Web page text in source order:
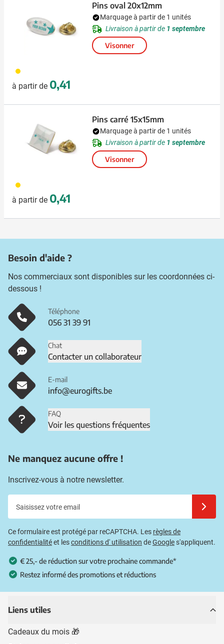
031
à partir de 0,41
Pins oval 20x12mm
Marquage à partir de 1 unités
Livraison à partir de 1 septembre
Visonner
031
à partir de 0,41
Pins carré 15x15mm
Marquage à partir de 1 unités
Livraison à partir de 1 septembre
Visonner
Besoin d'aide ?
Nos commerciaux sont disponibles sur les coordonnées ci-
dessous !
Téléphone
056 31 39 91
Chat
Contacter un collaborateur
E-mail
info@eurogifts.be
FAQ
Voir les questions fréquentes
Ne manquez aucune offre !
Inscrivez-vous à notre newsletter.
Ce formulaire est protégé par reCAPTCHA. Les règles de
confidentialitéet lesconditions d' utilisation deGoogles'appliquent.
€ 25,- de réduction sur votre prochaine commande*
Restez informé des promotions et réductions
Liens utiles
Cadeaux du mois 🎁